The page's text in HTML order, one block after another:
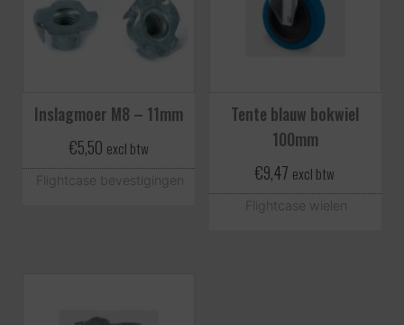
Inslagmoer M8 – 11mm
€5,50 excl btw
Flightcase bevestigingen
Tente blauw bokwiel
100mm
€9,47 excl btw
Flightcase wielen